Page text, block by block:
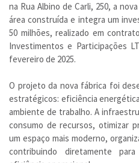
na Rua Albino de Carli, 250, a
área construída e integra um
50 milhões, realizado em
Investimentos e Participações
fevereiro de 2025.
O projeto da nova fábrica foi
estratégicos: eficiência
ambiente de trabalho. A
consumo de recursos, otimizar
um espaço mais moderno,
contribuindo diretamente